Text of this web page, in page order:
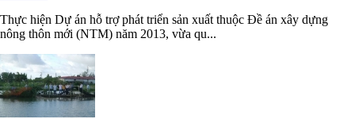
Thực hiện Dự án hỗ trợ phát triển sản xuất thuộc Đề án xây dựng
nông thôn mới (NTM) năm 2013, vừa qu...